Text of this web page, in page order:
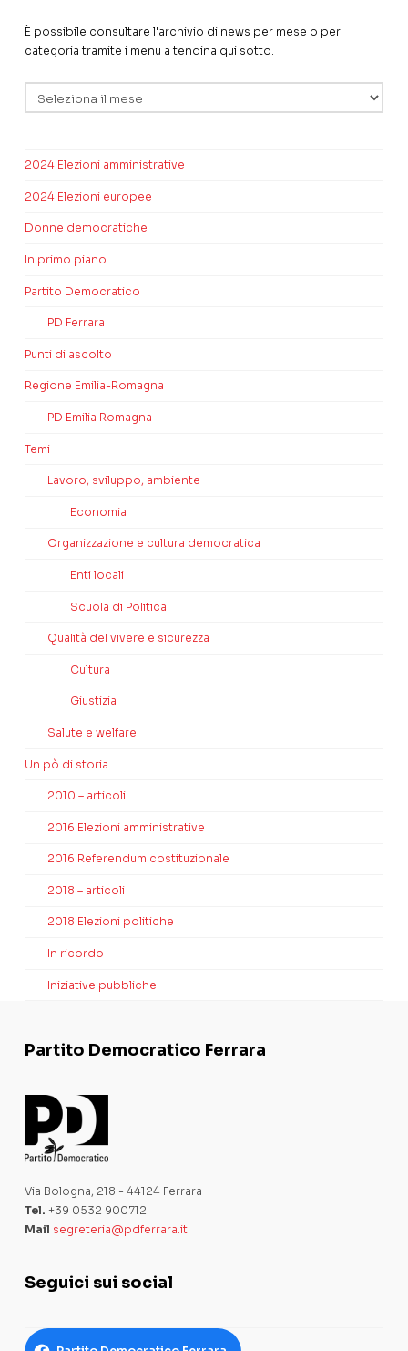
È possibile consultare l'archivio di news per mese o per
categoria tramite i menu a tendina qui sotto.
2024 Elezioni amministrative
2024 Elezioni europee
Donne democratiche
In primo piano
Partito Democratico
PD Ferrara
Punti di ascolto
Regione Emilia-Romagna
PD Emilia Romagna
Temi
Lavoro, sviluppo, ambiente
Economia
Organizzazione e cultura democratica
Enti locali
Scuola di Politica
Qualità del vivere e sicurezza
Cultura
Giustizia
Salute e welfare
Un pò di storia
2010 – articoli
2016 Elezioni amministrative
2016 Referendum costituzionale
2018 – articoli
2018 Elezioni politiche
In ricordo
Iniziative pubbliche
Partito Democratico Ferrara
Via Bologna, 218 - 44124 Ferrara
Tel. +39 0532 900712
Mail segreteria@pdferrara.it
Seguici sui social